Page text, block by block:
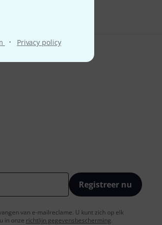
· Privacy policy
Registreer nu
van e-mailreclame. U kunt zich op elk
in onze richtlijn gegevensbescherming.